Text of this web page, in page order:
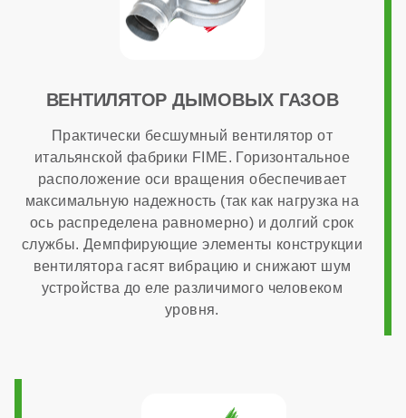
Диаметр дымохода
60x100 мм
Диаметр патрубков отопления (резьба)
3/4 дюйма
ВЕНТИЛЯТОР ДЫМОВЫХ ГАЗОВ
Практически бесшумный вентилятор от
итальянской фабрики FIME. Горизонтальное
расположение оси вращения обеспечивает
максимальную надежность (так как нагрузка на
ось распределена равномерно) и долгий срок
службы. Демпфирующие элементы конструкции
вентилятора гасят вибрацию и снижают шум
устройства до еле различимого человеком
уровня.